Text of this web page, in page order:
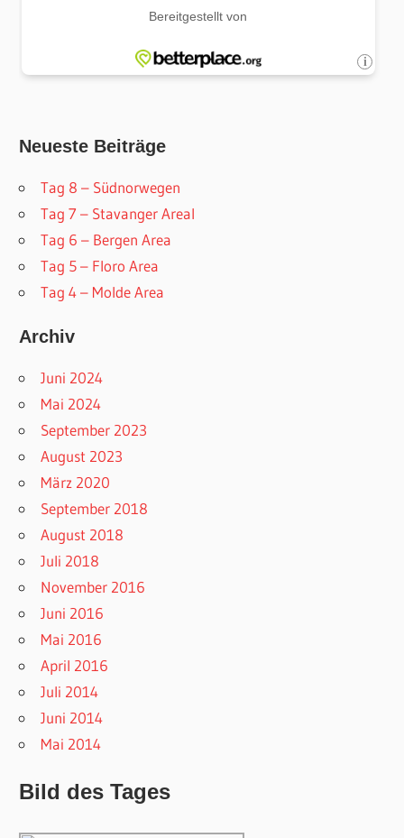
Neueste Beiträge
Tag 8 – Südnorwegen
Tag 7 – Stavanger AreaI
Tag 6 – Bergen Area
Tag 5 – Floro Area
Tag 4 – Molde Area
Archiv
Juni 2024
Mai 2024
September 2023
August 2023
März 2020
September 2018
August 2018
Juli 2018
November 2016
Juni 2016
Mai 2016
April 2016
Juli 2014
Juni 2014
Mai 2014
Bild des Tages